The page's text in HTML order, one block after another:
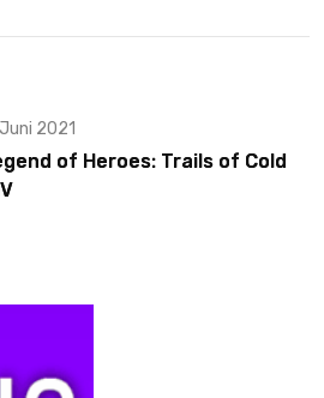
2021
of Heroes: Trails of Cold